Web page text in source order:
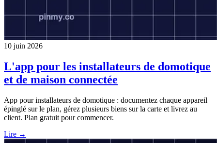
10 juin 2026
L'app pour les installateurs de domotique
et de maison connectée
App pour installateurs de domotique : documentez chaque appareil
épinglé sur le plan, gérez plusieurs biens sur la carte et livrez au
client. Plan gratuit pour commencer.
Lire →